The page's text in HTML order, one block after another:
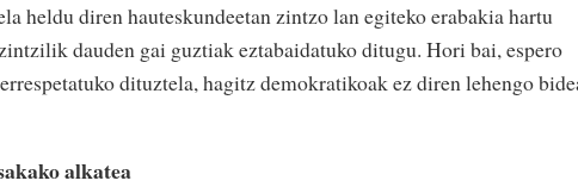
heldu diren hauteskundeetan zintzo lan egiteko erabakia hartu
dauden gai guztiak eztabaidatuko ditugu. Hori bai, espero
dituztela, hagitz demokratikoak ez diren lehengo
alkatea